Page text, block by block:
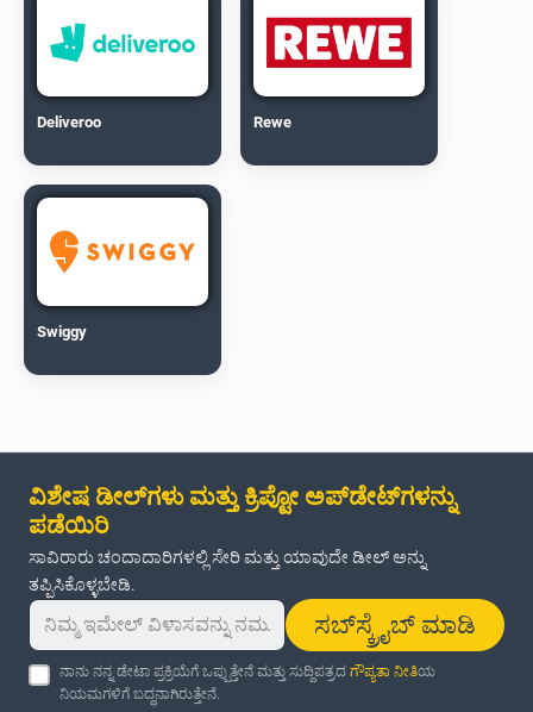
Deliveroo Rewe
Swiggy
ವಿಶೇಷ ಡೀಲ್‌ಗಳು ಮತ್ತು ಕ್ರಿಪ್ಟೋ ಅಪ್‌ಡೇಟ್‌ಗಳನ್ನು
ಪಡೆಯಿರಿ
ಸಾವಿರಾರು ಚಂದಾದಾರಿಗಳಲ್ಲಿ ಸೇರಿ ಮತ್ತು ಯಾವುದೇ ಡೀಲ್ ಅನ್ನು
ತಪ್ಪಿಸಿಕೊಳ್ಳಬೇಡಿ.
ಸಬ್‌ಸ್ಕ್ರೈಬ್ ಮಾಡಿ
ನಾನು ನನ್ನ ಡೇಟಾ ಪ್ರಕ್ರಿಯೆಗೆ ಒಪ್ಪುತ್ತೇನೆ ಮತ್ತು ಸುದ್ದಿಪತ್ರದಗೌಪ್ಯತಾ ನೀತಿಯ
ನಿಯಮಗಳಿಗೆ ಬದ್ಧನಾಗಿರುತ್ತೇನೆ.